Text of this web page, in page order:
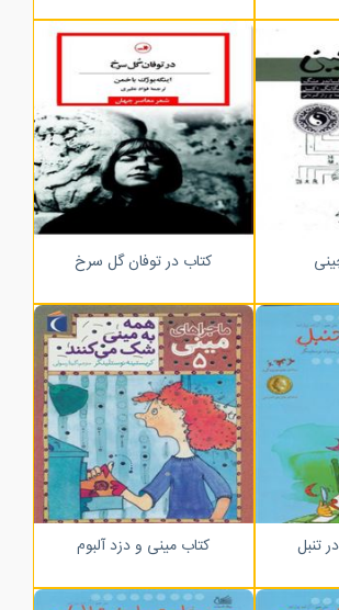
کتاب در توفان گل سرخ
تنبل کتاب مینی و دزد آلبوم